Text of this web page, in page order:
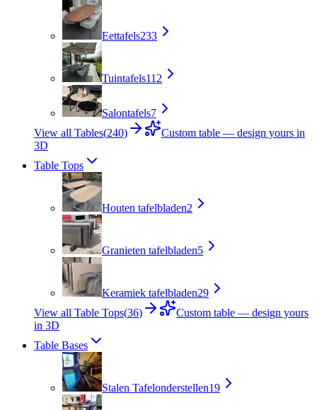
Eettafels233
Tuintafels112
Salontafels7
View all Tables(240)
Custom table — design yours in
3D
Table Tops
Houten tafelbladen2
Granieten tafelbladen5
Keramiek tafelbladen29
View all Table Tops(36)
Custom table — design yours
in 3D
Table Bases
Stalen Tafelonderstellen19